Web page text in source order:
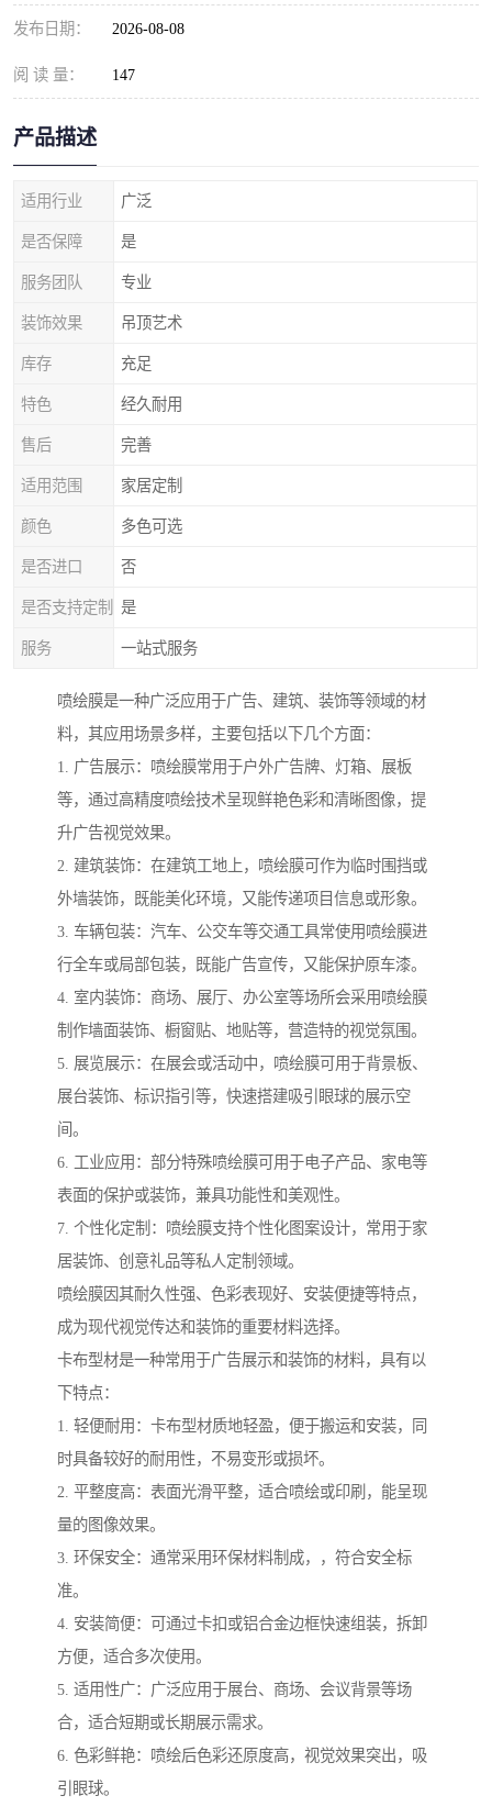
发布日期： 2026-08-08
阅 读 量： 147
产品描述
适用行业 广泛
是否保障 是
服务团队 专业
装饰效果 吊顶艺术
库存 充足
特色 经久耐用
售后 完善
适用范围 家居定制
颜色 多色可选
是否进口 否
是否支持定制 是
服务 一站式服务
喷绘膜是一种广泛应用于广告、建筑、装饰等领域的材
料，其应用场景多样，主要包括以下几个方面：
1. 广告展示：喷绘膜常用于户外广告牌、灯箱、展板
等，通过高精度喷绘技术呈现鲜艳色彩和清晰图像，提
升广告视觉效果。
2. 建筑装饰：在建筑工地上，喷绘膜可作为临时围挡或
外墙装饰，既能美化环境，又能传递项目信息或形象。
3. 车辆包装：汽车、公交车等交通工具常使用喷绘膜进
行全车或局部包装，既能广告宣传，又能保护原车漆。
4. 室内装饰：商场、展厅、办公室等场所会采用喷绘膜
制作墙面装饰、橱窗贴、地贴等，营造特的视觉氛围。
5. 展览展示：在展会或活动中，喷绘膜可用于背景板、
展台装饰、标识指引等，快速搭建吸引眼球的展示空
间。
6. 工业应用：部分特殊喷绘膜可用于电子产品、家电等
表面的保护或装饰，兼具功能性和美观性。
7. 个性化定制：喷绘膜支持个性化图案设计，常用于家
居装饰、创意礼品等私人定制领域。
喷绘膜因其耐久性强、色彩表现好、安装便捷等特点，
成为现代视觉传达和装饰的重要材料选择。
卡布型材是一种常用于广告展示和装饰的材料，具有以
下特点：
1. 轻便耐用：卡布型材质地轻盈，便于搬运和安装，同
时具备较好的耐用性，不易变形或损坏。
2. 平整度高：表面光滑平整，适合喷绘或印刷，能呈现
量的图像效果。
3. 环保安全：通常采用环保材料制成，，符合安全标
准。
4. 安装简便：可通过卡扣或铝合金边框快速组装，拆卸
方便，适合多次使用。
5. 适用性广：广泛应用于展台、商场、会议背景等场
合，适合短期或长期展示需求。
6. 色彩鲜艳：喷绘后色彩还原度高，视觉效果突出，吸
引眼球。